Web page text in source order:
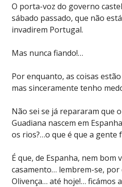
O porta-voz do governo
sábado passado, que não
invadirem Portugal.
Mas nunca fiando!…
Por enquanto, as coisas
mas sinceramente tenho
Não sei se já repararam que
Guadiana nascem em
os rios?…o que é que a gente
É que, de Espanha, nem bom
casamento… lembrem-se, por
Olivença… até hoje!… ficámos